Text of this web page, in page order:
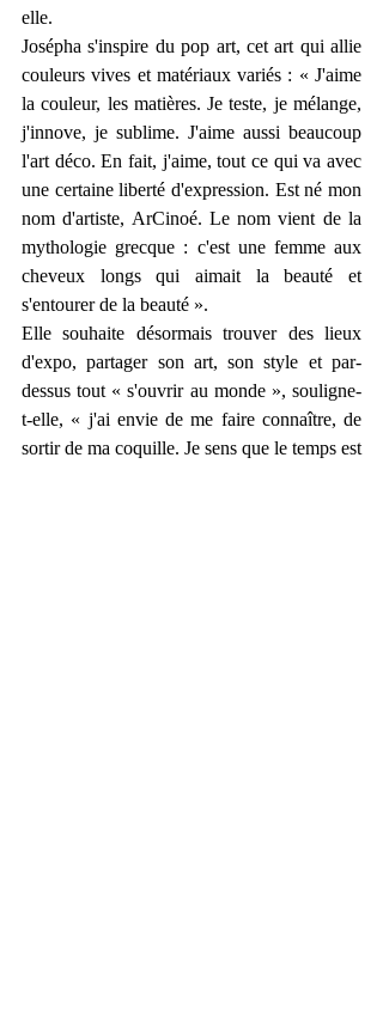
elle.
Josépha s'inspire du pop art, cet art qui allie
couleurs vives et matériaux variés : « J'aime
la couleur, les matières. Je teste, je mélange,
j'innove, je sublime. J'aime aussi beaucoup
l'art déco. En fait, j'aime, tout ce qui va avec
une certaine liberté d'expression. Est né mon
nom d'artiste, ArCinoé. Le nom vient de la
mythologie grecque : c'est une femme aux
cheveux longs qui aimait la beauté et
s'entourer de la beauté ».
Elle souhaite désormais trouver des lieux
d'expo, partager son art, son style et par-
dessus tout « s'ouvrir au monde », souligne-
t-elle, « j'ai envie de me faire connaître, de
sortir de ma coquille. Je sens que le temps est